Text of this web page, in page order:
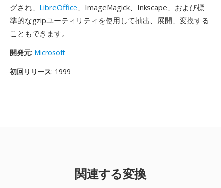
グされ、 LibreOffice、ImageMagick、Inkscape、および標
準的なgzipユーティリティを使用して抽出、展開、変換する
こともできます。
開発元: Microsoft
初回リリース: 1999
関連する変換